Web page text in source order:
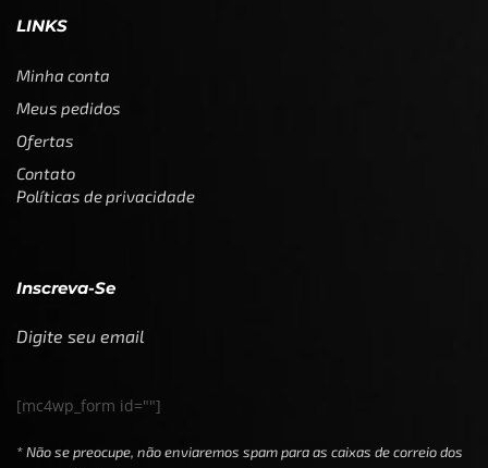
LINKS
Minha conta
Meus pedidos
Ofertas
Contato
Políticas de privacidade
Inscreva-Se
Digite seu email
[mc4wp_form id=""]
* Não se preocupe, não enviaremos spam para as caixas de correio dos